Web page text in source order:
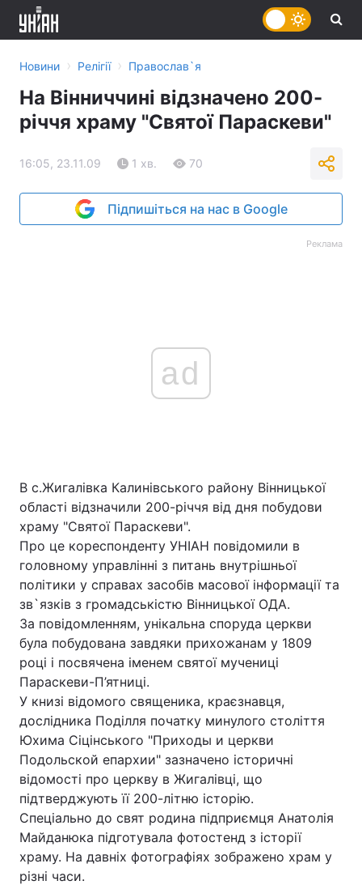
Головна Війна
Україна Політика
Економіка Світ
Новини › Релігії › Православ`я
На Вінниччині відзначено 200-
річчя храму "Святої Параскеви"
16:05, 23.11.09 1 хв. 70
Підпишіться на нас в Google
Реклама
ad
В с.Жигалівка Калинівського району Вінницької
області відзначили 200-річчя від дня побудови
храму "Святої Параскеви".
Про це кореспонденту УНІАН повідомили в
головному управлінні з питань внутрішньої
політики у справах засобів масової інформації та
зв`язків з громадськістю Вінницької ОДА.
За повідомленням, унікальна споруда церкви
була побудована завдяки прихожанам у 1809
році і посвячена іменем святої мучениці
Параскеви-П’ятниці.
У книзі відомого священика, краєзнавця,
дослідника Поділля початку минулого століття
Юхима Сіцінського "Приходы и церкви
Подольской епархии" зазначено історичні
відомості про церкву в Жигалівці, що
підтверджують її 200-літню історію.
Спеціально до свят родина підприємця Анатолія
Майданюка підготувала фотостенд з історії
храму. На давніх фотографіях зображено храм у
різні часи.